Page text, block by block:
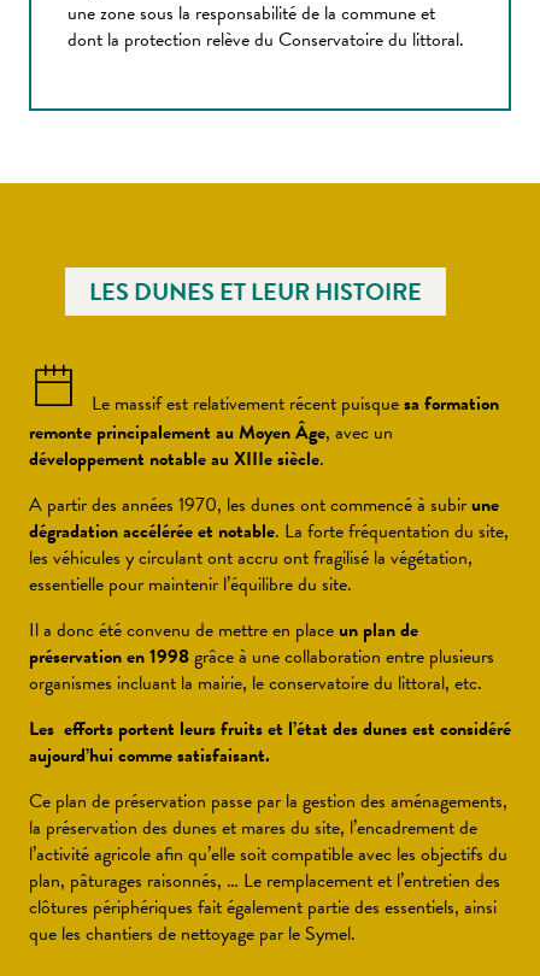
une zone sous la responsabilité de la commune et
dont la protection relève du Conservatoire du littoral.
LES DUNES ET LEUR HISTOIRE
Le massif est relativement récent puisquesa formation
remonte principalement au Moyen Âge, avec un
développement notable au XIIIe siècle.
A partir des années 1970, les dunes ont commencé à subirune
dégradation accélérée et notable. La forte fréquentation du site,
les véhicules y circulant ont accru ont fragilisé la végétation,
essentielle pour maintenir l’équilibre du site.
Il a donc été convenu de mettre en placeun plan de
préservation en 1998grâce à une collaboration entre plusieurs
organismes incluant la mairie, le conservatoire du littoral, etc.
Les efforts portent leurs fruits et l’état des dunes est considéré
aujourd’hui comme satisfaisant.
Ce plan de préservation passe par la gestion des aménagements,
la préservation des dunes et mares du site, l’encadrement de
l’activité agricole afin qu’elle soit compatible avec les objectifs du
plan, pâturages raisonnés, … Le remplacement et l’entretien des
clôtures périphériques fait également partie des essentiels, ainsi
que les chantiers de nettoyage par le Symel.